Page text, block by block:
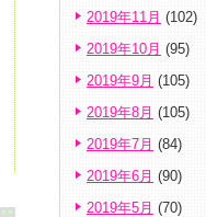
2019年11月 (102)
2019年10月 (95)
2019年9月 (105)
2019年8月 (105)
2019年7月 (84)
2019年6月 (90)
2019年5月 (70)